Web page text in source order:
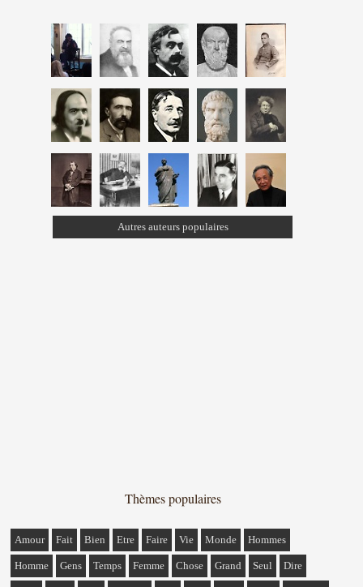
Autres auteurs populaires
Thèmes populaires
Amour Fait Bien Etre Faire Vie Monde Hommes
Homme Gens Temps Femme Chose Grand Seul Dire